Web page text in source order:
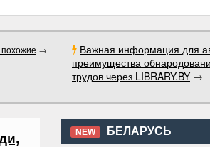
Важная информация для
преимущества
трудов через LIBRARY.BY →
→
NEW БЕЛАРУСЬ